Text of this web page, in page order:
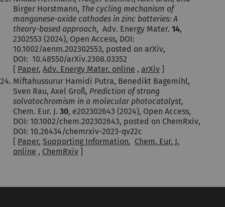
Birger Horstmann, The cycling mechanism of
manganese-oxide cathodes in zinc batteries: A
theory-based approach, Adv. Energy Mater. 14,
2302553 (2024), Open Access, DOI:
10.1002/aenm.202302553, posted on arXiv,
DOI: 10.48550/arXiv.2308.03352
[ Paper, Adv. Energy Mater. online , arXiv ]
Miftahussurur Hamidi Putra, Benedikt Bagemihl,
Sven Rau, Axel Groß, Prediction of strong
solvatochromism in a molecular photocatalyst,
Chem. Eur. J. 30, e202302643 (2024), Open Access,
DOI: 10.1002/chem.202302643, posted on ChemRxiv,
DOI: 10.26434/chemrxiv-2023-qv22c
[ Paper, Supporting Information, Chem. Eur. J.
online , ChemRxiv ]